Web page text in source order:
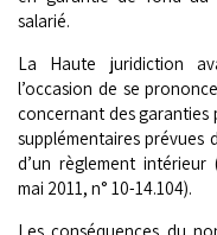
salarié.
La Haute juridiction
l’occasion de se
concernant des garanties
supplémentaires prévues
d’un règlement intérieur
mai 2011, n° 10-14.104).